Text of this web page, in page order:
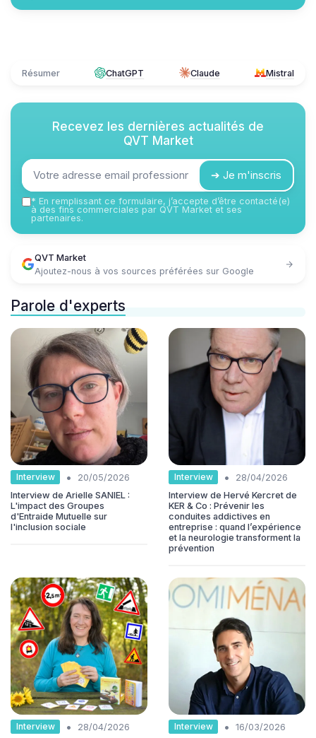
Résumer ChatGPT Claude Mistral
Recevez les dernières actualités de
QVT Market
➔ Je m'inscris
* En remplissant ce formulaire, j’accepte d’être contacté(e)
à des fins commerciales par QVT Market et ses
partenaires.
QVT Market
Ajoutez-nous à vos sources préférées sur Google
Parole d'experts
Interview •
20/05/2026
Interview de Arielle SANIEL :
L'impact des Groupes
d'Entraide Mutuelle sur
l'inclusion sociale
Interview •
28/04/2026
Interview de Hervé Kercret de
KER & Co : Prévenir les
conduites addictives en
entreprise : quand l’expérience
et la neurologie transforment la
prévention
Interview • 28/04/2026 Interview • 16/03/2026